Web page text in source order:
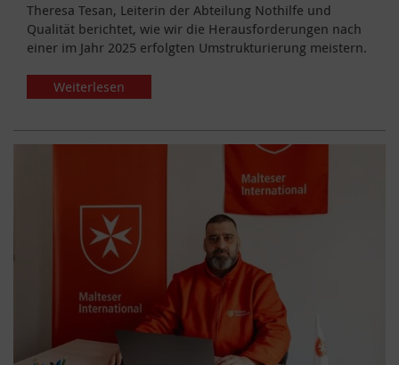
Theresa Tesan, Leiterin der Abteilung Nothilfe und
Qualität berichtet, wie wir die Herausforderungen nach
einer im Jahr 2025 erfolgten Umstrukturierung meistern.
Weiterlesen